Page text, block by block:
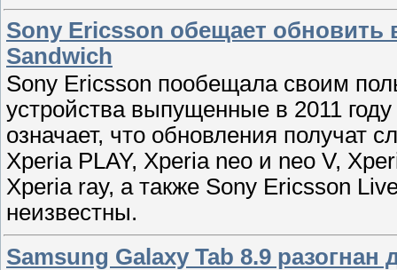
Sony Ericsson обещает обновить
Sandwich
Sony Ericsson пообещала своим
устройства выпущенные в 2011
означает, что обновления получат
Xperia PLAY, Xperia neo и neo V,
Xperia ray, а также Sony Ericsson
неизвестны.
Samsung Galaxy Tab 8.9 разогнан